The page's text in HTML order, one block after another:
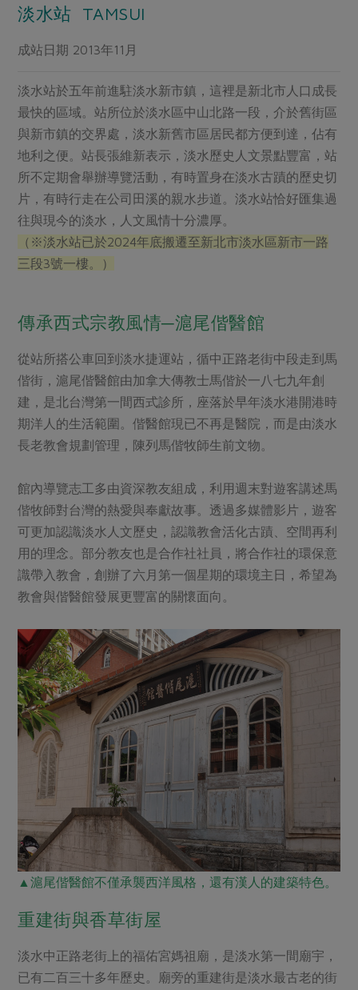
最新產品
優惠專區
素食專區
樂齡友善
節慶大餐
地區活動
社務會議 地區活動
活動報下載
淡水站 TAMSUI
成站日期 2013年11月
淡水站於五年前進駐淡水新市鎮，這裡是新北市人口成長
最快的區域。站所位於淡水區中山北路一段，介於舊街區
與新市鎮的交界處，淡水新舊市區居民都方便到達，佔有
地利之便。站長張維新表示，淡水歷史人文景點豐富，站
所不定期會舉辦導覽活動，有時置身在淡水古蹟的歷史切
片，有時行走在公司田溪的親水步道。淡水站恰好匯集過
往與現今的淡水，人文風情十分濃厚。
（※淡水站已於2024年底搬遷至新北市淡水區新市一路
三段3號一樓。）
傳承西式宗教風情─滬尾偕醫館
從站所搭公車回到淡水捷運站，循中正路老街中段走到馬
偕街，滬尾偕醫館由加拿大傳教士馬偕於一八七九年創
建，是北台灣第一間西式診所，座落於早年淡水港開港時
期洋人的生活範圍。偕醫館現已不再是醫院，而是由淡水
長老教會規劃管理，陳列馬偕牧師生前文物。
館內導覽志工多由資深教友組成，利用週末對遊客講述馬
偕牧師對台灣的熱愛與奉獻故事。透過多媒體影片，遊客
可更加認識淡水人文歷史，認識教會活化古蹟、空間再利
用的理念。部分教友也是合作社社員，將合作社的環保意
識帶入教會，創辦了六月第一個星期的環境主日，希望為
教會與偕醫館發展更豐富的關懷面向。
▲滬尾偕醫館不僅承襲西洋風格，還有漢人的建築特色。
重建街與香草街屋
淡水中正路老街上的福佑宮媽祖廟，是淡水第一間廟宇，
已有二百三十多年歷史。廟旁的重建街是淡水最古老的街